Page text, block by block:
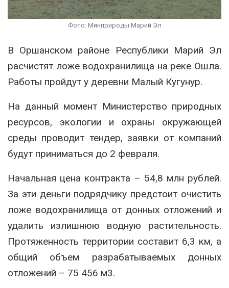
Фото: Минприроды Марий Эл
В Оршанском районе Республики Марий Эл
расчистят ложе водохранилища на реке Ошла.
Работы пройдут у деревни Малый Кугунур.
На данный момент Министерство природных
ресурсов, экологии и охраны окружающей
среды проводит тендер, заявки от компаний
будут приниматься до 2 февраля.
Начальная цена контракта – 54,8 млн рублей.
За эти деньги подрядчику предстоит очистить
ложе водохранилища от донных отложений и
удалить излишнюю водную растительность.
Протяженность территории составит 6,3 км, а
общий объем разрабатываемых донных
отложений – 75 456 м3.